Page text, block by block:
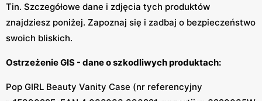
Tin. Szczegółowe dane i zdjęcia tych produktów
znajdziesz poniżej. Zapoznaj się i zadbaj o bezpieczeństwo
swoich bliskich.
Ostrzeżenie GIS - dane o szkodliwych produktach:
Pop GIRL Beauty Vanity Case (nr referencyjny